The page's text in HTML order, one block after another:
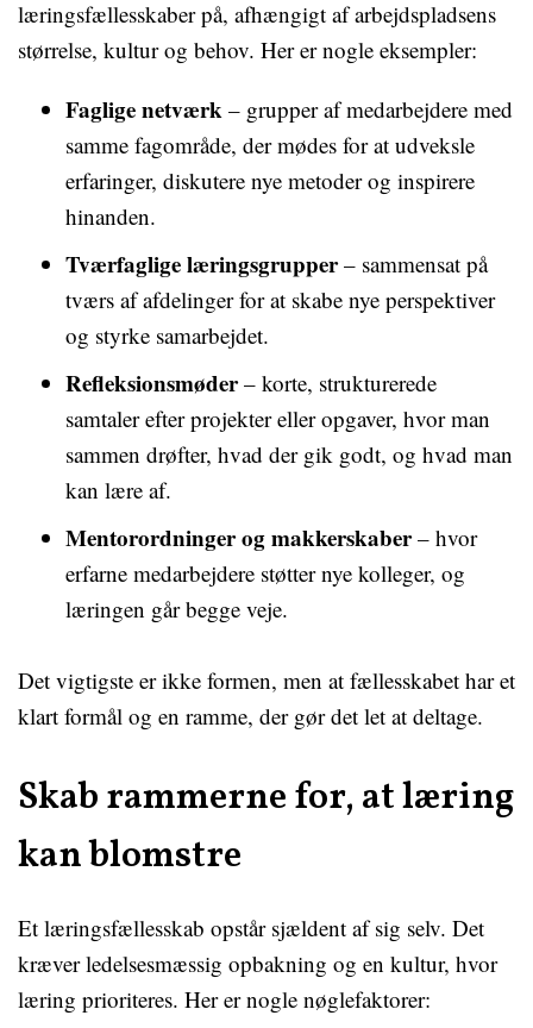
læringsfællesskaber på, afhængigt af arbejdspladsens
størrelse, kultur og behov. Her er nogle eksempler:
Faglige netværk – grupper af medarbejdere med
samme fagområde, der mødes for at udveksle
erfaringer, diskutere nye metoder og inspirere
hinanden.
Tværfaglige læringsgrupper– sammensat på
tværs af afdelinger for at skabe nye perspektiver
og styrke samarbejdet.
Refleksionsmøder– korte, strukturerede
samtaler efter projekter eller opgaver, hvor man
sammen drøfter, hvad der gik godt, og hvad man
kan lære af.
Mentorordninger og makkerskaber– hvor
erfarne medarbejdere støtter nye kolleger, og
læringen går begge veje.
Det vigtigste er ikke formen, men at fællesskabet har et
klart formål og en ramme, der gør det let at deltage.
Skab rammerne for, at læring
kan blomstre
Et læringsfællesskab opstår sjældent af sig selv. Det
kræver ledelsesmæssig opbakning og en kultur, hvor
læring prioriteres. Her er nogle nøglefaktorer: